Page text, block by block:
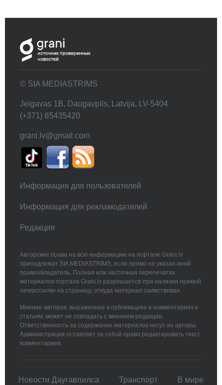
© SIA MEDIASTRIMS
Jelgavas 1B, Daugavpils, Latvija, LV-5404
(+371) 65435420
grani.lv@gmail.com
Информация для пользователей
Информация для рекламодателей
Редакция
Авторские права на всю информацию на портале Grani.lv
принадлежат SIA MEDIASTRIMS, если прямо не указан иной
правообладатель. Полная или частичная перепечатка
материалов портала Grani.lv разрешается при наличии прямой
гиперссылки на страницу, откуда материал заимствован.
Мнение авторов, выраженное в публикациях и комментариях к
статьям, может не совпадать с мнением редакции.
Ответственность за содержание материалов несут их авторы.
Администрация оставляет за собой право редактировать текст
комментариев.
Новости Даугавпилса Транспорт В мире